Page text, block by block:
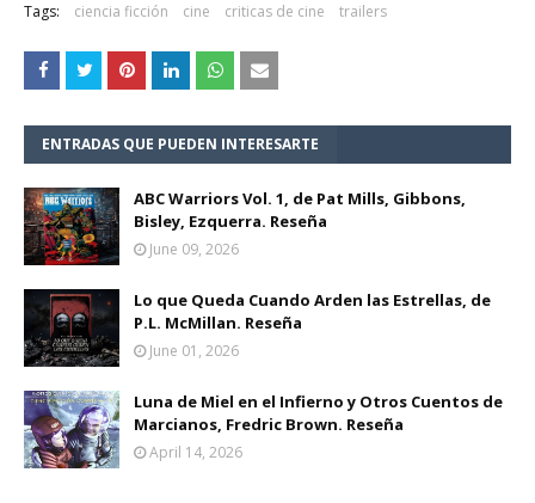
Tags: ciencia ficción cine criticas de cine trailers
ENTRADAS QUE PUEDEN INTERESARTE
ABC Warriors Vol. 1, de Pat Mills, Gibbons,
Bisley, Ezquerra. Reseña
June 09, 2026
Lo que Queda Cuando Arden las Estrellas, de
P.L. McMillan. Reseña
June 01, 2026
Luna de Miel en el Infierno y Otros Cuentos de
Marcianos, Fredric Brown. Reseña
April 14, 2026